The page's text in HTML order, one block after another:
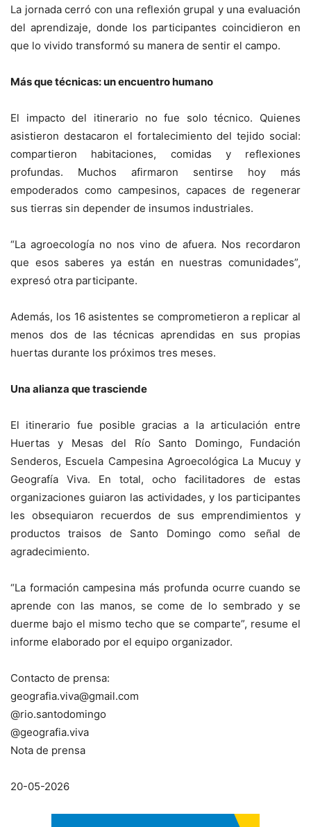
La jornada cerró con una reflexión grupal y una evaluación
del aprendizaje, donde los participantes coincidieron en
que lo vivido transformó su manera de sentir el campo.
Más que técnicas: un encuentro humano
El impacto del itinerario no fue solo técnico. Quienes
asistieron destacaron el fortalecimiento del tejido social:
compartieron habitaciones, comidas y reflexiones
profundas. Muchos afirmaron sentirse hoy más
empoderados como campesinos, capaces de regenerar
sus tierras sin depender de insumos industriales.
“La agroecología no nos vino de afuera. Nos recordaron
que esos saberes ya están en nuestras comunidades”,
expresó otra participante.
Además, los 16 asistentes se comprometieron a replicar al
menos dos de las técnicas aprendidas en sus propias
huertas durante los próximos tres meses.
Una alianza que trasciende
El itinerario fue posible gracias a la articulación entre
Huertas y Mesas del Río Santo Domingo, Fundación
Senderos, Escuela Campesina Agroecológica La Mucuy y
Geografía Viva. En total, ocho facilitadores de estas
organizaciones guiaron las actividades, y los participantes
les obsequiaron recuerdos de sus emprendimientos y
productos traisos de Santo Domingo como señal de
agradecimiento.
“La formación campesina más profunda ocurre cuando se
aprende con las manos, se come de lo sembrado y se
duerme bajo el mismo techo que se comparte”, resume el
informe elaborado por el equipo organizador.
Contacto de prensa:
geografia.viva@gmail.com
@rio.santodomingo
@geografia.viva
Nota de prensa
20-05-2026